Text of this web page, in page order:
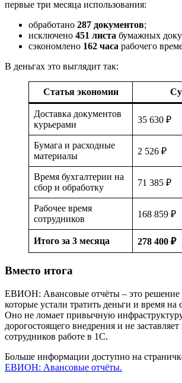
первые три месяца использования:
обработано 287 документов;
исключено 451 листа бумажных
сэкономлено 162 часа рабочего
В деньгах это выглядит так:
Статья экономии
Доставка документов
курьерами
35 630 ₽
Бумага и расходные
материалы
2 526 ₽
Время бухгалтерии на
сбор и обработку
71 385 ₽
Рабочее время
сотрудников
168 859 ₽
Итого за 3 месяца 278 400 ₽
Вместо итога
ЕВИОН: Авансовые отчёты – это решение
которые устали тратить деньги и время
Оно не ломает привычную
дорогостоящего внедрения и не заставляет
сотрудников работе в 1С.
Больше информации доступно на
ЕВИОН: Авансовые отчёты.